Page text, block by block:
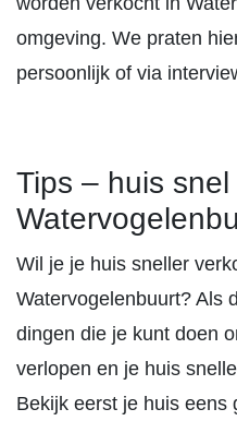
omgeving. We praten
persoonlijk of via
Tips – huis
Wil je je huis sneller
Watervogelenbuurt? Als
dingen die je kunt doen
verlopen en je huis
Bekijk eerst je huis eens